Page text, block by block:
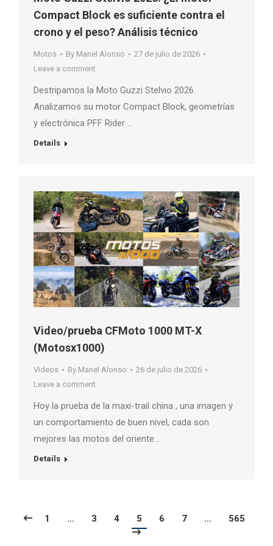
Compact Block es suficiente contra el
crono y el peso? Análisis técnico
Motos By Manel Alonso
27 de julio de 2026
Leave a comment
Destripamos la Moto Guzzi Stelvio 2026.
Analizamos su motor Compact Block, geometrías
y electrónica PFF Rider …
Details
Video/prueba CFMoto 1000 MT-X
(Motosx1000)
Videos By Manel Alonso
26 de julio de 2026
Leave a comment
Hoy la prueba de la maxi-trail china , una imagen y
un comportamiento de buen nivel, cada son
mejores las motos del oriente…
Details
1 … 3 4 5 6 7 … 565